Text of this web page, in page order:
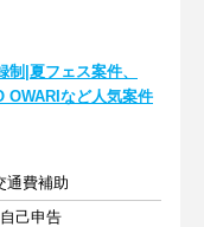
制|夏フェス案件、
OWARIなど人気案件
通費補助
己申告